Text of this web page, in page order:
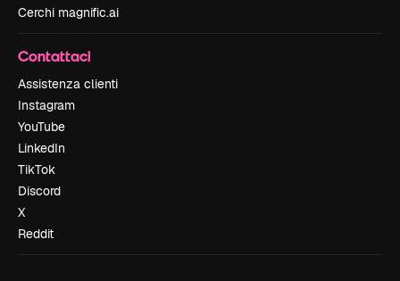
Cerchi magnific.ai
Contattaci
Assistenza clienti
Instagram
YouTube
LinkedIn
TikTok
Discord
X
Reddit